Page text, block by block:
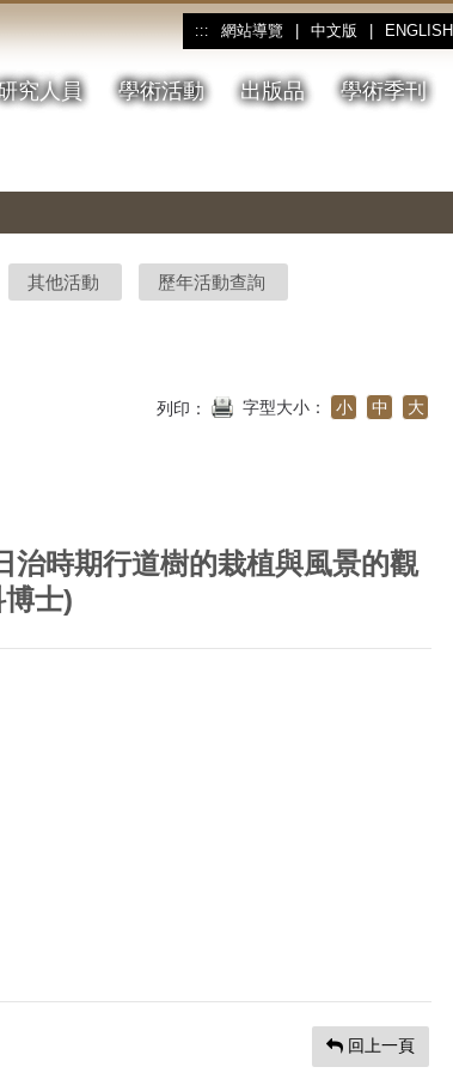
::: 網站導覽 中文版 ENGLISH
究人員 學術活動 出版品 學術季刊
其他活動 歷年活動查詢
列印： 字型大小： 小 中 大
時期行道樹的栽植與風景的觀
士)
回上一頁